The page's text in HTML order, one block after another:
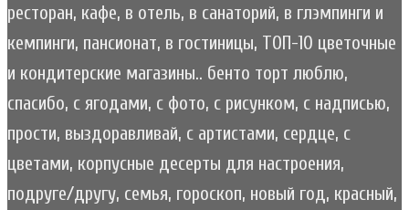
ресторан, кафе, в отель, в санаторий, в глэмпинги и
кемпинги, пансионат, в гостиницы, ТОП-10 цветочные
и кондитерские магазины.. бенто торт люблю,
спасибо, с ягодами, с фото, с рисунком, с надписью,
прости, выздоравливай, с артистами, сердце, с
цветами, корпусные десерты для настроения,
подруге/другу, семья, гороскоп, новый год, красный,